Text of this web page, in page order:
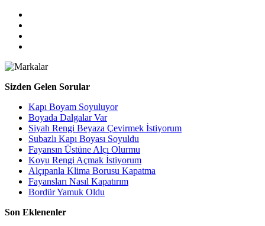
Sizden Gelen Sorular
Kapı Boyam Soyuluyor
Boyada Dalgalar Var
Siyah Rengi Beyaza Çevirmek İstiyorum
Subazlı Kapı Boyası Soyuldu
Fayansın Üstüne Alçı Olurmu
Koyu Rengi Açmak İstiyorum
Alçıpanla Klima Borusu Kapatma
Fayansları Nasıl Kapatırım
Bordür Yamuk Oldu
Son Eklenenler